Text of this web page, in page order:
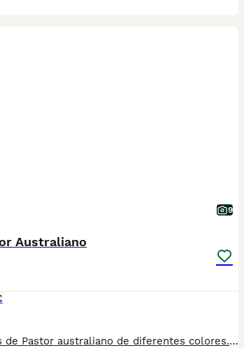
9
Australiano
3 Preciosas cachorras de Pastor australiano de diferentes colores. Criados en familia. Desde 600 euros